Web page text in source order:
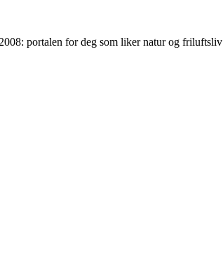
portalen for deg som liker natur og friluftsliv